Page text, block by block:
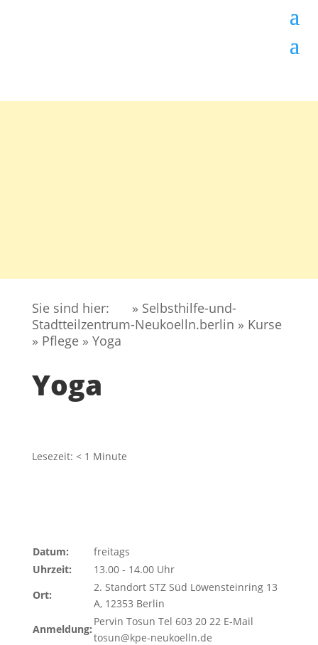
Sie sind hier:
» Selbsthilfe-und-
Stadtteilzentrum-Neukoelln.berlin » Kurse
» Pflege» Yoga
Yoga
Lesezeit: < 1 Minute
Datum:
freitags
Uhrzeit:
13.00 - 14.00 Uhr
Ort:
2. Standort STZ Süd Löwensteinring 13
A, 12353 Berlin
Anmeldung:
Pervin Tosun Tel 603 20 22 E-Mail
tosun@kpe-neukoelln.de